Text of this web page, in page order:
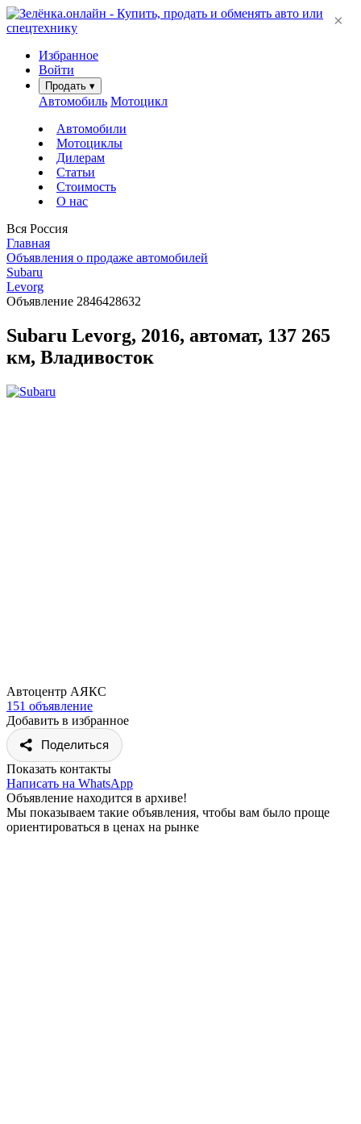
Избранное
Войти
Продать ▾
Автомобиль Мотоцикл
Автомобили
Мотоциклы
Дилерам
Статьи
Стоимость
О нас
Вся Россия
Главная
Объявления о продаже автомобилей
Subaru
Levorg
Объявление 2846428632
Subaru Levorg, 2016, автомат, 137 265
км, Владивосток
Автоцентр АЯКС
151 объявление
Добавить в избранное
Поделиться
Показать контакты
Написать на WhatsApp
Объявление находится в архиве!
Мы показываем такие объявления, чтобы вам было проще
ориентироваться в ценах на рынке
×